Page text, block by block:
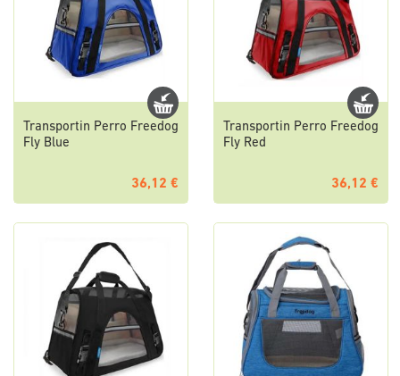
Transportin Perro Freedog
Fly Blue
36,12 €
Transportin Perro Freedog
Fly Red
36,12 €